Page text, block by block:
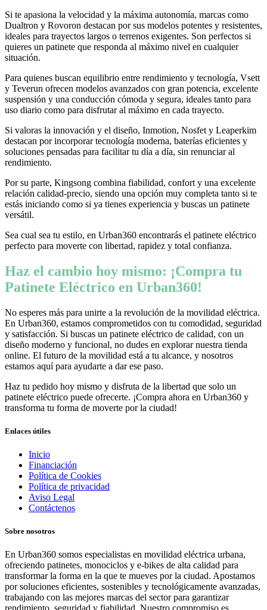
Si te apasiona la velocidad y la máxima autonomía, marcas como
Dualtron y Rovoron destacan por sus modelos potentes y resistentes,
ideales para trayectos largos o terrenos exigentes. Son perfectos si
quieres un patinete que responda al máximo nivel en cualquier
situación.
Para quienes buscan equilibrio entre rendimiento y tecnología, Vsett
y Teverun ofrecen modelos avanzados con gran potencia, excelente
suspensión y una conducción cómoda y segura, ideales tanto para
uso diario como para disfrutar al máximo en cada trayecto.
Si valoras la innovación y el diseño, Inmotion, Nosfet y Leaperkim
destacan por incorporar tecnología moderna, baterías eficientes y
soluciones pensadas para facilitar tu día a día, sin renunciar al
rendimiento.
Por su parte, Kingsong combina fiabilidad, confort y una excelente
relación calidad-precio, siendo una opción muy completa tanto si te
estás iniciando como si ya tienes experiencia y buscas un patinete
versátil.
Sea cual sea tu estilo, en Urban360 encontrarás el patinete eléctrico
perfecto para moverte con libertad, rapidez y total confianza.
Haz el cambio hoy mismo: ¡Compra tu
Patinete Eléctrico en Urban360!
No esperes más para unirte a la revolución de la movilidad eléctrica.
En Urban360, estamos comprometidos con tu comodidad, seguridad
y satisfacción. Si buscas un patinete eléctrico de calidad, con un
diseño moderno y funcional, no dudes en explorar nuestra tienda
online. El futuro de la movilidad está a tu alcance, y nosotros
estamos aquí para ayudarte a dar ese paso.
Haz tu pedido hoy mismo y disfruta de la libertad que solo un
patinete eléctrico puede ofrecerte. ¡Compra ahora en Urban360 y
transforma tu forma de moverte por la ciudad!
Enlaces útiles
Inicio
Financiación
Política de Cookies
Política de privacidad
Aviso Legal
Contáctenos
Sobre nosotros
En Urban360 somos especialistas en movilidad eléctrica urbana,
ofreciendo patinetes, monociclos y e-bikes de alta calidad para
transformar la forma en la que te mueves por la ciudad. Apostamos
por soluciones eficientes, sostenibles y tecnológicamente avanzadas,
trabajando con las mejores marcas del sector para garantizar